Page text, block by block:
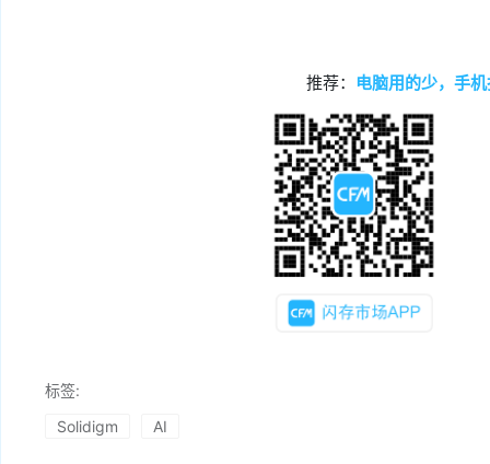
推荐： 电脑用的少，手
标签:
Solidigm
AI